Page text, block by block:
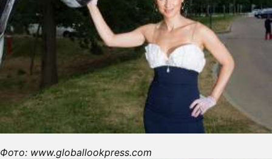
ЭКОНОМИКА
ПРОИСШЕСТВИЯ
СОННИК
СТИЛЬ ЖИЗНИ
СЕРИАЛЫ
Фото: www.globallookpress.com